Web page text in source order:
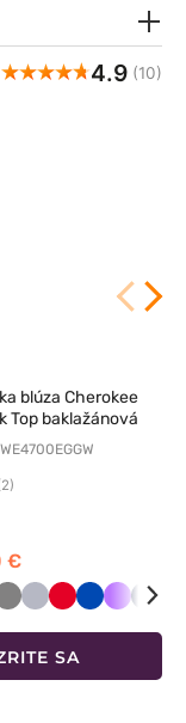
4.9 (10)
blúza Cherokee
Top baklažánová
€
SzaryPopielaty
Czerwony
Królewski
SA